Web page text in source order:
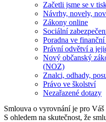
Začetli jsme se v
Návrhy, novely,
Zákony online
Sociální
Poradna ve finanční
Právní odvětví a
Nový občanský
(NOZ)
Znalci, odhady,
Právo ve školství
Nezařazené dotazy
Smlouva o vyrovnání je pro
S ohledem na skutečnost, že